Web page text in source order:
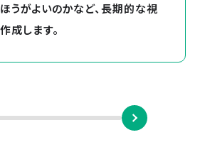
うがよいのかなど、長期的な視
成します。